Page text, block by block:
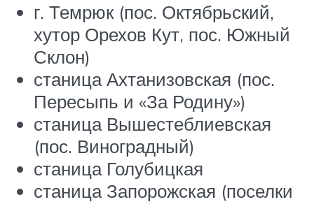
г. Темрюк (пос. Октябрьский,
хутор Орехов Кут, пос. Южный
Склон)
станица Ахтанизовская (пос.
Пересыпь и «За Родину»)
станица Вышестеблиевская
(пос. Виноградный)
станица Голубицкая
станица Запорожская (поселки